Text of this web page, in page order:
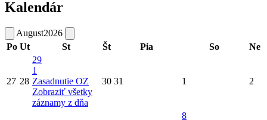
Kalendár
August2026
Po Ut St Št Pia So Ne
27 28
29
1
Zasadnutie OZ
Zobraziť všetky
záznamy z dňa
30 31 1 2
8